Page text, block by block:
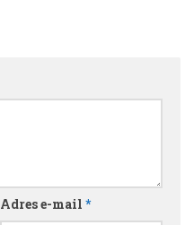
Adres e-mail *